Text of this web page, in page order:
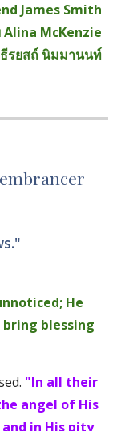
James Smith
Alina McKenzie
รยสถ์ นิมมานนท์
He
blessing
"In all their
angel of His
in His pity